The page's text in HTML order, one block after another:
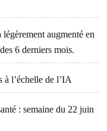
augmenté en
6 derniers mois.
à l’échelle de l’IA
: semaine du 22 juin